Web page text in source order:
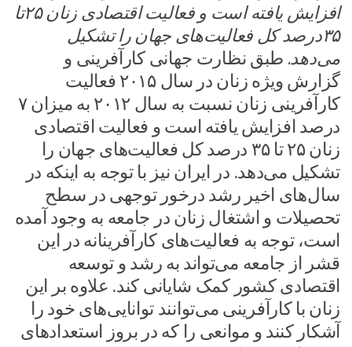
افزایش یافته است و فعالیت اقتصادی زنان ۲۵تا
۳۵درصد کل فعالیت‌های جهان را تشکیل
می‌دهد. طبق نظارت جهانی کارآفرینی و
گزارش ویژه زنان در سال ۲۰۱۵ فعالیت
کارآفرینی زنان نسبت به سال ۲۰۱۲ به میزان ۷
درصد افزایش یافته است و فعالیت اقتصادی
زنان ۲۵ تا ۳۵ درصد کل فعالیت‌های جهان را
تشکیل می‌دهد. در ایران نیز با توجه به اینکه در
سال‌های اخیر رشد درخور توجهی در سطح
تحصیلات و اشتغال زنان در جامعه به وجود آمده
است، توجه به فعالیت‌های کارآفرینانه در این
قشر از جامعه می‌تواند به رشد و توسعه
اقتصادی کشور کمک شایانی کند. علاوه بر این
زنان با کارآفرینی می‌توانند توانایی‌های خود را
آشکار کنند و موانعی را که در بروز استعدادهای